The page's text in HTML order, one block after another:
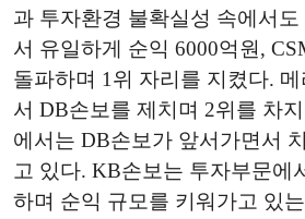
과 투자환경 불확실성 속에서도
서 유일하게 순익 6000억원,
돌파하며 1위 자리를 지켰다.
서 DB손보를 제치며 2위를 차
에서는 DB손보가 앞서가면서
고 있다. KB손보는 투자부문에
하며 순익 규모를 키워가고 있